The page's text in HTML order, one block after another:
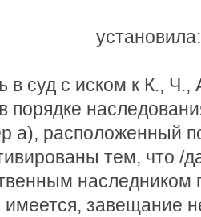
установила:
в суд с иском к К., Ч.,
порядке
а), расположенный
тем, что /
наследником
имеется, завещание